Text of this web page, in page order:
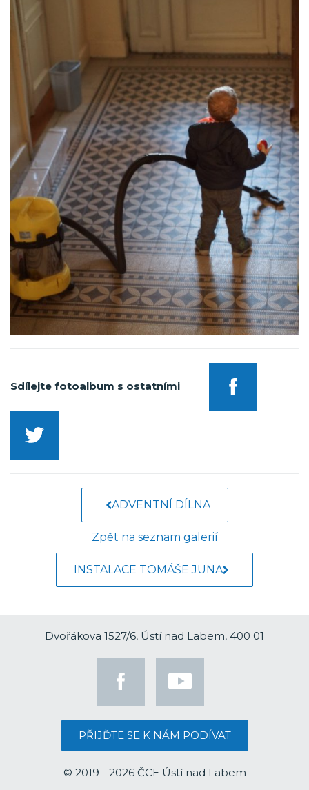
Sdílejte fotoalbum s ostatními
ADVENTNÍ DÍLNA
Zpět na seznam galerií
INSTALACE TOMÁŠE JUNA
Dvořákova 1527/6, Ústí nad Labem, 400 01
PŘIJĎTE SE K NÁM PODÍVAT
© 2019 - 2026 ČCE Ústí nad Labem